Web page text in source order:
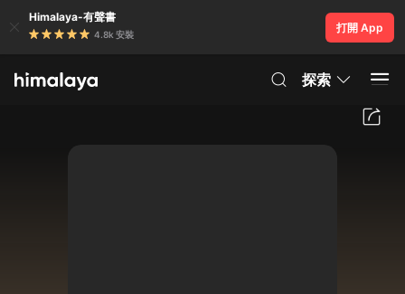
Himalaya-有聲書
4.8k 安裝
打開 App
探索